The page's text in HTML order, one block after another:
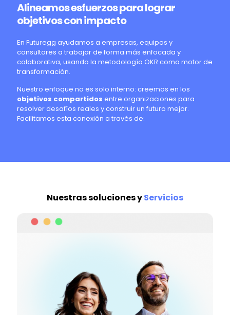
Alineamos esfuerzos para lograr
objetivos con impacto
En Futuregg ayudamos a empresas, equipos y
consultores a trabajar de forma más enfocada y
colaborativa, usando la metodología OKR como motor de
transformación.
Nuestro enfoque no es solo interno: creemos en los
objetivos compartidos entre organizaciones para
resolver desafíos reales y construir un futuro mejor.
Facilitamos esta conexión a través de:
Nuestras soluciones yServicios